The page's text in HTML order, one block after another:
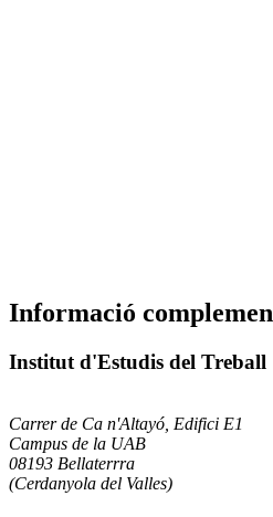
Informació
Institut d'Estudis del Treball
Carrer de Ca n'Altayó, Edifici E1
Campus de la UAB
08193 Bellaterrra
(Cerdanyola del Valles)